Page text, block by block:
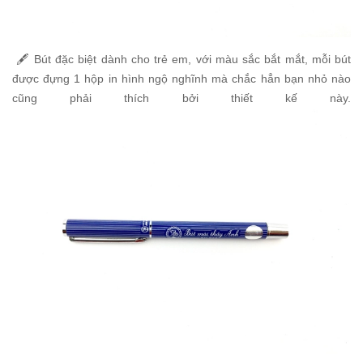
🖋 Bút đặc biệt dành cho trẻ em, với màu sắc bắt mắt, mỗi bút
được đựng 1 hộp in hình ngộ nghĩnh mà chắc hẳn bạn nhỏ nào
cũng phải thích bởi thiết kế này.